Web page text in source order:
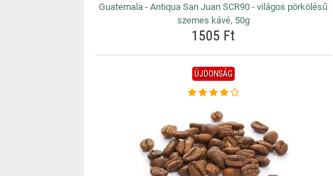
Guatemala - Antiqua San Juan SCR90 - világos pörkölésű
szemes kávé, 50g
1505 Ft
ÚJDONSÁG